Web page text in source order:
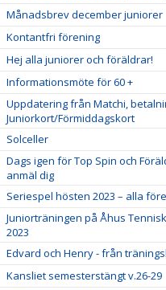
Månadsbrev december juniorer
Kontantfri förening
Hej alla juniorer och föräldrar!
Informationsmöte för 60 +
Uppdatering från Matchi,
Juniorkort/Förmiddagskort
Solceller
Dags igen för Top Spin och
anmäl dig
Seriespel hösten 2023 – alla
Juniorträningen på Åhus
2023
Edvard och Henry - från
Kansliet semesterstängt v.26-29